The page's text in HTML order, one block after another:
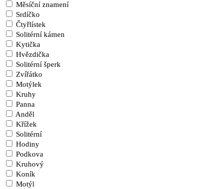
Měsíční znamení
Srdíčko
Čtyřlístek
Solitérní kámen
Kytička
Hvězdička
Solitérní šperk
Zvířátko
Motýlek
Kruhy
Panna
Anděl
Křížek
Solitérní
Hodiny
Podkova
Kruhový
Koník
Motýl